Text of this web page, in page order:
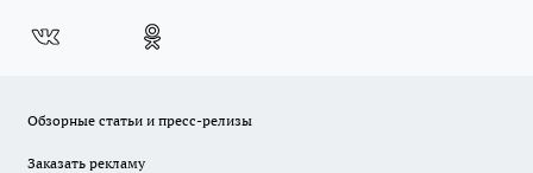
Обзорные статьи и пресс-релизы
Заказать рекламу